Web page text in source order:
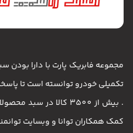
مجموعه فابریک پارت با دارا بودن
تکمیلی خودرو توانسته است تا
. بیش از 3500 کالا در
کمک همکاران توانا و وبسایت